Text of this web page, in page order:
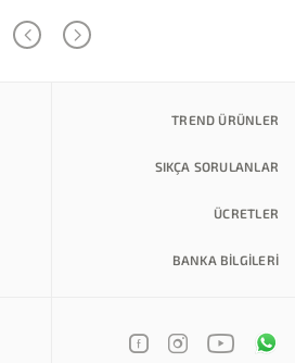
TREND ÜRÜNLER
SIKÇA SORULANLAR
ÜCRETLER
BANKA BILGILERI